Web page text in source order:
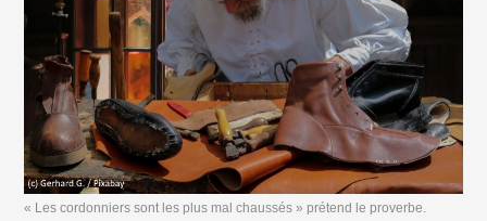
« Les cordonniers sont les plus mal chaussés » prétend le proverbe.